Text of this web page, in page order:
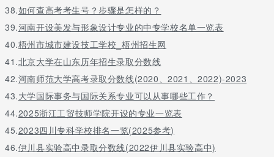
38.如何查高考考生号？步骤是怎样的？
39.河南开设美发与形象设计专业的中专学校名单一览表
40.梧州市城市建设技工学校_梧州招生网
41.北京大学在山东历年招生录取分数线
42.河南师范大学高考录取分数线(2020、2021、2022)-2023
43.大学国际事务与国际关系专业可以从事哪些工作？
44.2025浙江工贸技师学院开设的专业一览表
45.2023四川专科学校排名一览(2025参考)
46.伊川县实验高中录取分数线(2022伊川县实验高中)